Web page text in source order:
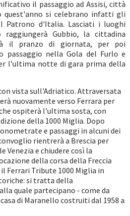
il passaggio ad Assisi, città
quest'anno si celebrano infatti gli
Patrono d'Italia. Lasciati i luoghi
raggiungerà Gubbio, la cittadina
il pranzo di giornata, per poi
passaggio nella Gola del Furlo e
l'ultima notte di gara prima della
vista sull'Adriatico. Attraversata
nuovamente verso Ferrara per
ospiterà l'ultima sosta, con
della 1000 Miglia. Dopo
e passaggi in alcuni dei
rientrerà a Brescia per
Venezia e chiudere così la
della corsa della Freccia
Ferrari Tribute 1000 Miglia in
si tratta della
quale partecipano - come da
di Maranello costruiti dal 1958 a